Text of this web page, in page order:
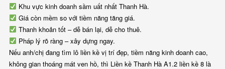
Khu vực kinh doanh sầm uất nhất Thanh Hà.
Giá còn mềm so với tiềm năng tăng giá.
Thanh khoản tốt – dễ bán lại, dễ cho thuê.
Pháp lý rõ ràng – xây dựng ngay.
Nếu anh/chị đang tìm lô liền kề vị trí đẹp, tiềm năng kinh doanh cao,
không gian thoáng mát ven hồ, thì Liền kề Thanh Hà A1.2 liền kề 8 là